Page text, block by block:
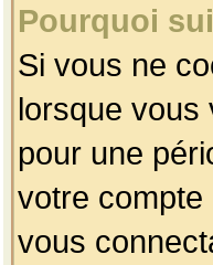
Pourquoi
Si vous ne
lorsque vous
pour une
votre
vous